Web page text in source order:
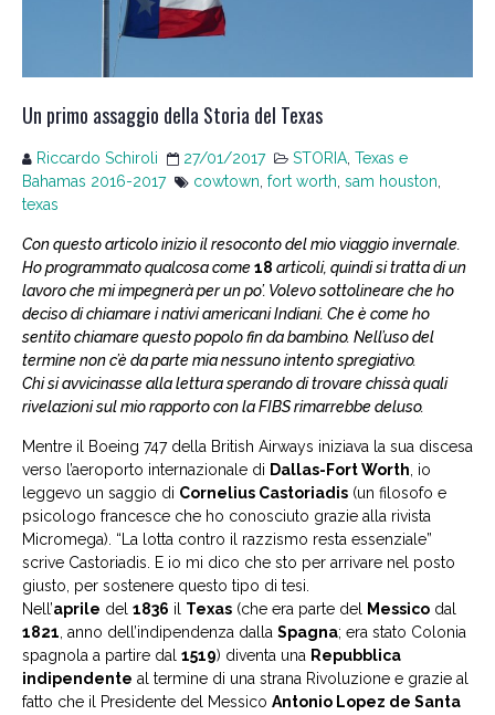
Un primo assaggio della Storia del Texas
Riccardo Schiroli 27/01/2017 STORIA, Texas e
Bahamas 2016-2017
cowtown, fort worth, sam houston,
texas
Con questo articolo inizio il resoconto del mio viaggio invernale.
Ho programmato qualcosa come18 articoli, quindi si tratta di un
lavoro che mi impegnerà per un po’. Volevo sottolineare che ho
deciso di chiamare i nativi americani Indiani. Che è come ho
sentito chiamare questo popolo fin da bambino. Nell’uso del
termine non c’è da parte mia nessuno intento spregiativo.
Chi si avvicinasse alla lettura sperando di trovare chissà quali
rivelazioni sul mio rapporto con la FIBS rimarrebbe deluso.
Mentre il Boeing 747 della British Airways iniziava la sua discesa
verso l’aeroporto internazionale di Dallas-Fort Worth, io
leggevo un saggio di Cornelius Castoriadis (un filosofo e
psicologo francesce che ho conosciuto grazie alla rivista
Micromega). “La lotta contro il razzismo resta essenziale”
scrive Castoriadis. E io mi dico che sto per arrivare nel posto
giusto, per sostenere questo tipo di tesi.
Nell’aprile del 1836 il Texas (che era parte del Messico dal
1821, anno dell’indipendenza dalla Spagna; era stato Colonia
spagnola a partire dal 1519) diventa una Repubblica
indipendente al termine di una strana Rivoluzione e grazie al
fatto che il Presidente del Messico Antonio Lopez de Santa